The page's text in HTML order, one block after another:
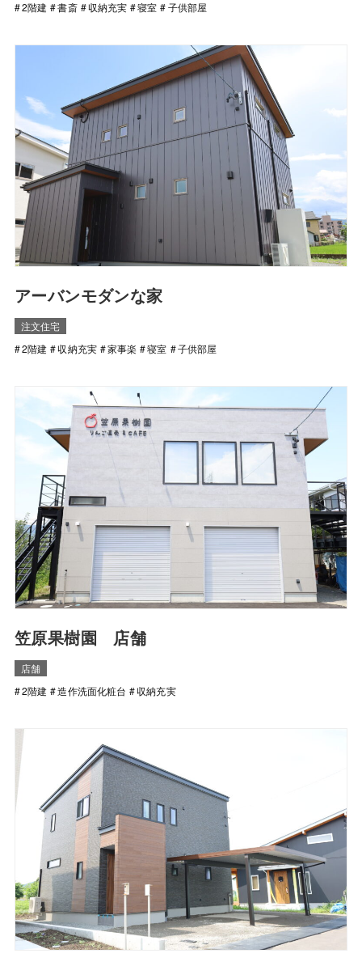
2階建 書斎 収納充実 寝室 子供部屋
アーバンモダンな家
注文住宅
2階建
収納充実 家事楽 寝室 子供部屋
笠原果樹園 店舗
店舗
2階建
造作洗面化粧台 収納充実